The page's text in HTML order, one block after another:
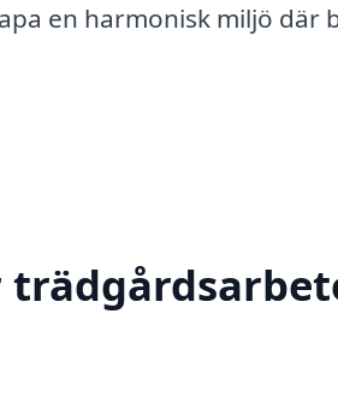
en harmonisk miljö där